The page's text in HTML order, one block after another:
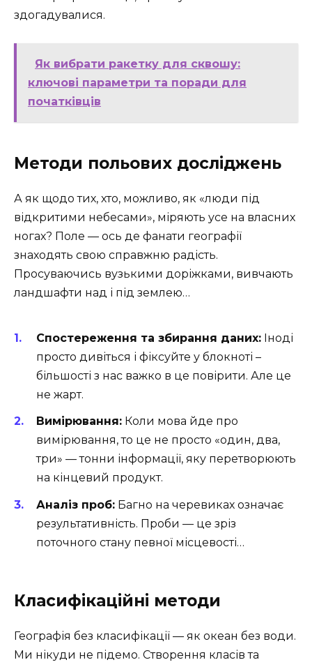
здогадувалися.
Як вибрати ракетку для сквошу:
ключові параметри та поради для
початківців
Методи польових досліджень
А як щодо тих, хто, можливо, як «люди під
відкритими небесами», міряють усе на власних
ногах? Поле — ось де фанати географії
знаходять свою справжню радість.
Просуваючись вузькими доріжками, вивчають
ландшафти над і під землею…
Спостереження та збирання даних: Іноді
просто дивіться і фіксуйте у блокноті –
більшості з нас важко в це повірити. Але це
не жарт.
Вимірювання: Коли мова йде про
вимірювання, то це не просто «один, два,
три» — тонни інформації, яку перетворюють
на кінцевий продукт.
Аналіз проб: Багно на черевиках означає
результативність. Проби — це зріз
поточного стану певної місцевості…
Класифікаційні методи
Географія без класифікації — як океан без води.
Ми нікуди не підемо. Створення класів та